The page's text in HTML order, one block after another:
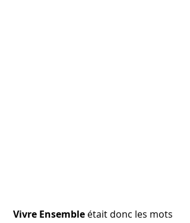
Vivre Ensemble était donc les mots